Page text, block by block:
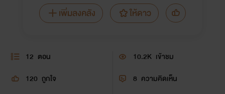
เพิ่มลงคลัง
ให้ดาว
12 ตอน 10.2K เข้าชม
120 ถูกใจ 8 ความคิดเห็น